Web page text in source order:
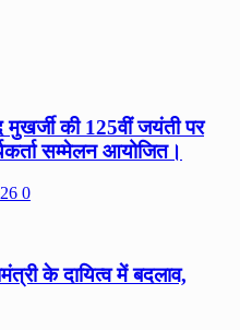
मुखर्जी की 125वीं जयंती पर
सम्मेलन आयोजित।
0
के दायित्व में बदलाव,